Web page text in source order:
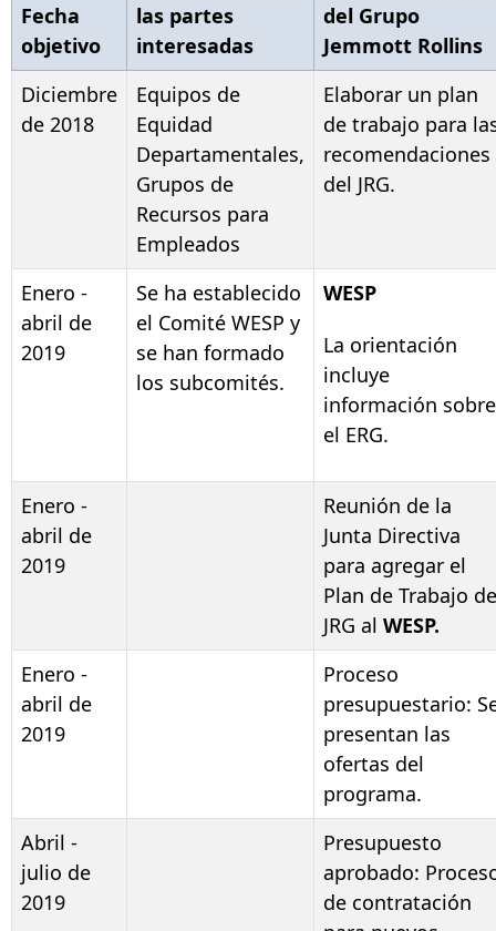
Fecha
objetivo
las partes
interesadas
del Grupo
Jemmott Rollins
Diciembre
de 2018
Equipos de
Equidad
Departamentales,
Grupos de
Recursos para
Empleados
Elaborar un plan
de trabajo para
recomendaciones
del JRG.
Enero -
abril de
2019
Se ha establecido
el Comité WESP y
se han formado
los subcomités.
WESP
La orientación
incluye
información sobre
el ERG.
Enero -
abril de
2019
Reunión de la
Junta Directiva
para agregar el
Plan de Trabajo de
JRG al WESP.
Enero -
abril de
2019
Proceso
presupuestario:
presentan las
ofertas del
programa.
Abril -
julio de
2019
Presupuesto
aprobado:
de contratación